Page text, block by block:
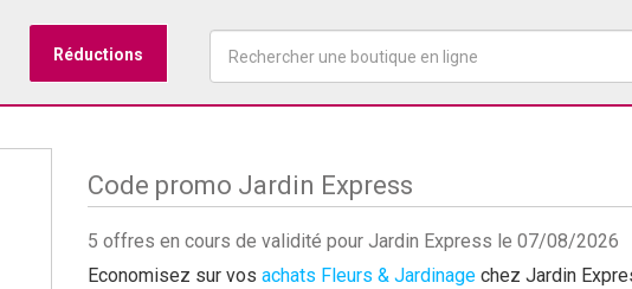
Réductions
Code promo Jardin Express
5 offres en cours de validité pour Jardin Express le 07/08/2026
Economisez sur vos achats Fleurs & Jardinage chez Jardin